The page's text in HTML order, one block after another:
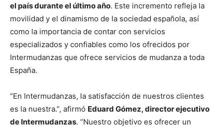
el país durante el último año. Este incremento refleja la
movilidad y el dinamismo de la sociedad española, así
como la importancia de contar con servicios
especializados y confiables como los ofrecidos por
Intermudanzas que ofrece servicios de mudanza a toda
España.
“En Intermudanzas, la satisfacción de nuestros clientes
es la nuestra.”, afirmó Eduard Gómez, director ejecutivo
de Intermudanzas. “Nuestro objetivo es ofrecer un